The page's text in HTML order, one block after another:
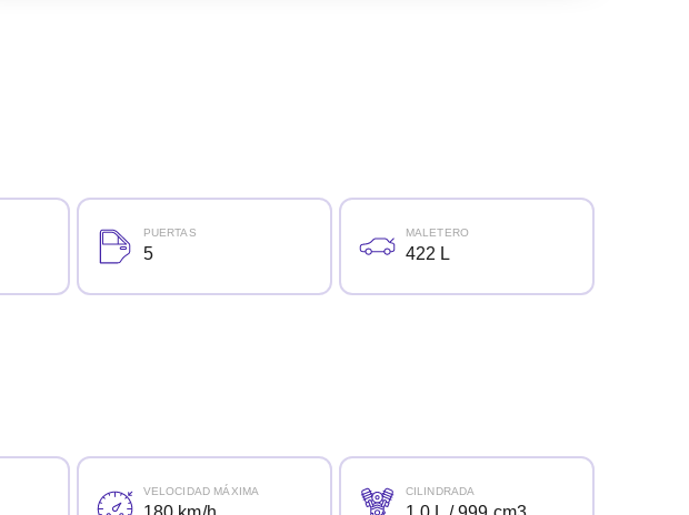
PUERTAS
5
MALETERO
422 L
VELOCIDAD MÁXIMA CILINDRADA